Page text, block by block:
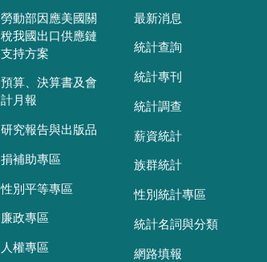
勞動部因應美國關
稅我國出口供應鏈
支持方案
預算、決算書及會
計月報
研究報告與出版品
捐補助專區
性別平等專區
廉政專區
人權專區
最新消息
統計查詢
統計專刊
統計調查
薪資統計
族群統計
性別統計專區
統計名詞與分類
網路填報